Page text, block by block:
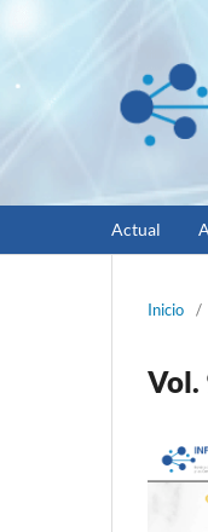
Actual
Inicio /
Vol.